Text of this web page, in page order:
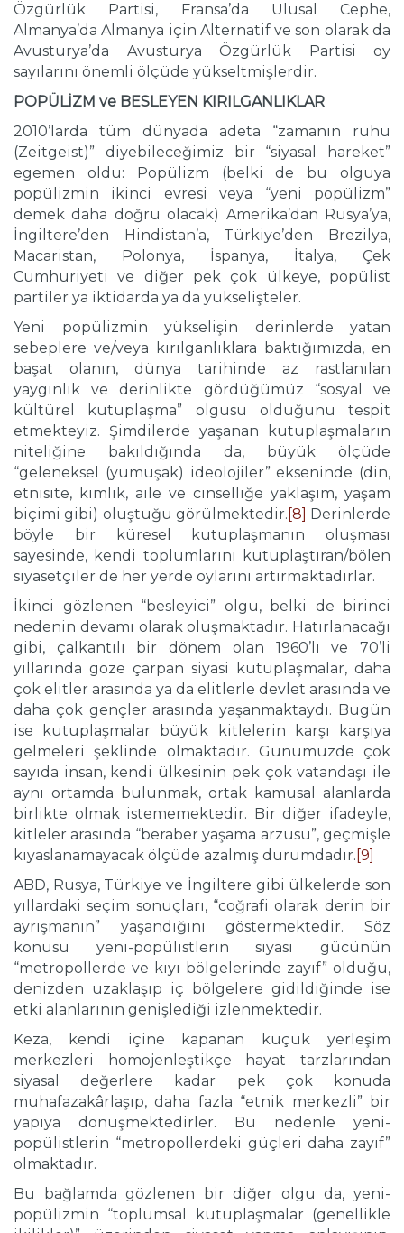
Özgürlük Partisi, Fransa’da Ulusal Cephe,
Almanya’da Almanya için Alternatif ve son olarak da
Avusturya’da Avusturya Özgürlük Partisi oy
sayılarını önemli ölçüde yükseltmişlerdir.
POPÜLİZM ve BESLEYEN KIRILGANLIKLAR
2010’larda tüm dünyada adeta “zamanın ruhu
(Zeitgeist)” diyebileceğimiz bir “siyasal hareket”
egemen oldu: Popülizm (belki de bu olguya
popülizmin ikinci evresi veya “yeni popülizm”
demek daha doğru olacak) Amerika’dan Rusya’ya,
İngiltere’den Hindistan’a, Türkiye’den Brezilya,
Macaristan, Polonya, İspanya, İtalya, Çek
Cumhuriyeti ve diğer pek çok ülkeye, popülist
partiler ya iktidarda ya da yükselişteler.
Yeni popülizmin yükselişin derinlerde yatan
sebeplere ve/veya kırılganlıklara baktığımızda, en
başat olanın, dünya tarihinde az rastlanılan
yaygınlık ve derinlikte gördüğümüz “sosyal ve
kültürel kutuplaşma” olgusu olduğunu tespit
etmekteyiz. Şimdilerde yaşanan kutuplaşmaların
niteliğine bakıldığında da, büyük ölçüde
“geleneksel (yumuşak) ideolojiler” ekseninde (din,
etnisite, kimlik, aile ve cinselliğe yaklaşım, yaşam
biçimi gibi) oluştuğu görülmektedir. [8] Derinlerde
böyle bir küresel kutuplaşmanın oluşması
sayesinde, kendi toplumlarını kutuplaştıran/bölen
siyasetçiler de her yerde oylarını artırmaktadırlar.
İkinci gözlenen “besleyici” olgu, belki de birinci
nedenin devamı olarak oluşmaktadır. Hatırlanacağı
gibi, çalkantılı bir dönem olan 1960’lı ve 70’li
yıllarında göze çarpan siyasi kutuplaşmalar, daha
çok elitler arasında ya da elitlerle devlet arasında ve
daha çok gençler arasında yaşanmaktaydı. Bugün
ise kutuplaşmalar büyük kitlelerin karşı karşıya
gelmeleri şeklinde olmaktadır. Günümüzde çok
sayıda insan, kendi ülkesinin pek çok vatandaşı ile
aynı ortamda bulunmak, ortak kamusal alanlarda
birlikte olmak istememektedir. Bir diğer ifadeyle,
kitleler arasında “beraber yaşama arzusu”, geçmişle
kıyaslanamayacak ölçüde azalmış durumdadır. [9]
ABD, Rusya, Türkiye ve İngiltere gibi ülkelerde son
yıllardaki seçim sonuçları, “coğrafi olarak derin bir
ayrışmanın” yaşandığını göstermektedir. Söz
konusu yeni-popülistlerin siyasi gücünün
“metropollerde ve kıyı bölgelerinde zayıf” olduğu,
denizden uzaklaşıp iç bölgelere gidildiğinde ise
etki alanlarının genişlediği izlenmektedir.
Keza, kendi içine kapanan küçük yerleşim
merkezleri homojenleştikçe hayat tarzlarından
siyasal değerlere kadar pek çok konuda
muhafazakârlaşıp, daha fazla “etnik merkezli” bir
yapıya dönüşmektedirler. Bu nedenle yeni-
popülistlerin “metropollerdeki güçleri daha zayıf”
olmaktadır.
Bu bağlamda gözlenen bir diğer olgu da, yeni-
popülizmin “toplumsal kutuplaşmalar (genellikle